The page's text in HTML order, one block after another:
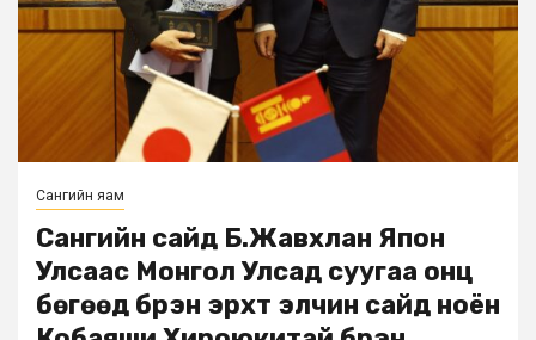
Сангийн яам
Сангийн сайд Б.Жавхлан Япон
Улсаас Монгол Улсад суугаа онц
бөгөөд бүрэн эрхт элчин сайд ноён